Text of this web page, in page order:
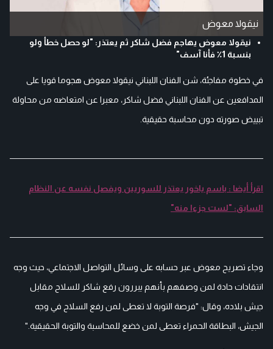
نيقولا معوض
نيقولا معوض يهاجم فضل شاكر ثم يعتذر: "لو حصل خطأ ولو
بنسبة 1٪ فأنا آسف"
في خطوة مفاجئة، شن الفنان اللبناني نيقولا معوض هجوما قويا على
المدافعين عن الفنان اللبناني فضل شاكر، معبرا عن امتعاضه من محاولة
تبييض صورته دون محاسبة حقيقية.
اقرأ أيضا : باسم ياخور يعتذر للسوريين ويفصل نفسه عن النظام
السابق: "لست جزءا منه"
وجاء تصريح معوض عبر حسابه على وسائل التواصل الاجتماعي، حيث وجه
انتقادات حادة لمن وصفهم بأنهم يبررون رفع شاكر للسلاح مقابل
جيش بلاده، وقال: "فرصة التوبة لا تعطى لمن رفع السلاح في وجه
الجيش، البطاقة الحمراء تعطى لمن خضع للمحاسبة والتوبة الحقيقية."